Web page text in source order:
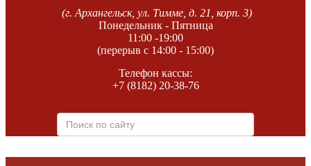
(г. Архангельск, ул. Тимме, д. 21, корп. 3)
Понедельник - Пятница
11:00 -19:00
(перерыв с 14:00 - 15:00)
Телефон кассы:
+7 (8182) 20-38-76